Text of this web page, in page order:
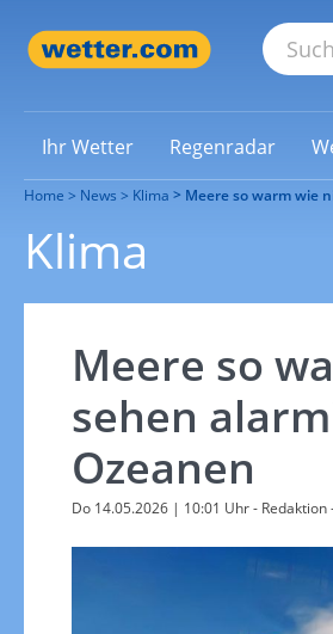
Ihr Wetter Regenradar
Home News Klima Meere so warm wie
Klima
Meere so
sehen
Ozeanen
Do 14.05.2026 | 10:01 Uhr- Redaktion